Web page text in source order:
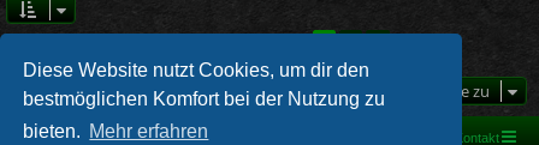
Diese Website nutzt Cookies, um dir den
bestmöglichen Komfort bei der Nutzung zu
bieten. Mehr erfahren
Gehe zu
Foren-Übersicht Kontakt